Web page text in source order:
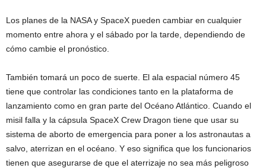
Los planes de la NASA y SpaceX pueden cambiar en cualquier
momento entre ahora y el sábado por la tarde, dependiendo de
cómo cambie el pronóstico.
También tomará un poco de suerte. El ala espacial número 45
tiene que controlar las condiciones tanto en la plataforma de
lanzamiento como en gran parte del Océano Atlántico. Cuando el
misil falla y la cápsula SpaceX Crew Dragon tiene que usar su
sistema de aborto de emergencia para poner a los astronautas a
salvo, aterrizan en el océano. Y eso significa que los funcionarios
tienen que asegurarse de que el aterrizaje no sea más peligroso